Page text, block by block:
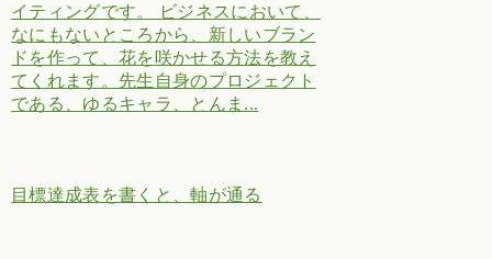
イティングです。 ビジネスにおいて、
なにもないところから、新しいブラン
ドを作って、花を咲かせる方法を教え
てくれます。先生自身のプロジェクト
である、ゆるキャラ、とんま...
目標達成表を書くと、軸が通る